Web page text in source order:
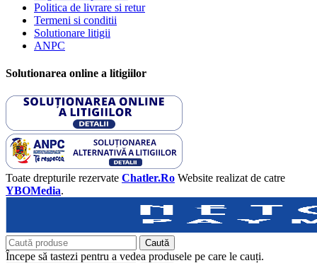
Politica de livrare si retur
Termeni si conditii
Solutionare litigii
ANPC
Solutionarea online a litigiilor
Toate drepturile rezervate Chatler.Ro Website realizat de catre
YBOMedia.
Caută
Începe să tastezi pentru a vedea produsele pe care le cauți.